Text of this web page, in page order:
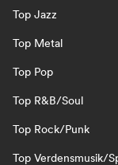
Top Jazz
Top Metal
Top Pop
Top R&B/Soul
Top Rock/Punk
Top Verdensmusik/